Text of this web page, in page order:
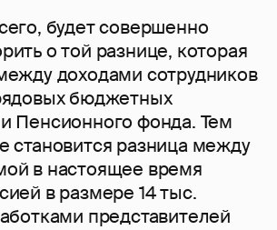
будет совершенно
о той разнице, которая
доходами сотрудников
бюджетных
Пенсионного фонда. Тем
становится разница между
в настоящее время
в размере 14 тыс.
представителей